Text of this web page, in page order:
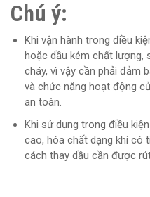
Chú ý:
Khi vận hành trong điều
hoặc dầu kém chất lượng,
cháy, vì vậy cần phải đảm
và chức năng hoạt động
an toàn.
Khi sử dụng trong điều
cao, hóa chất dạng khí có
cách thay dầu cần được